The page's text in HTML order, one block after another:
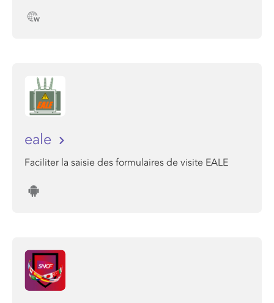
eale
Faciliter la saisie des formulaires de visite EALE